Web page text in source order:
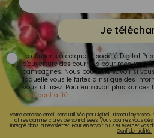
Je
Je consens à ce que la société Digital
d'ouverture des courriels pour mesurer
campagnes. Nous pourrons savoir si
laquelle vous le faites ainsi que des
vous utilisez. Pour en savoir plus sur ces
confidentialité.
Votre adresse email sera utilisée par Digital Prisma
offres commerciales personnalisées. Vous pourrez vous
intégré dans la newsletter. Pour en savoir plus et exercer vos
Confidentialité.